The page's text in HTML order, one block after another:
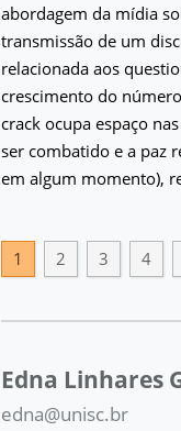
abordagem da mídia
transmissão de um
relacionada aos
crescimento do
crack ocupa espaço
ser combatido e a paz
em algum momento),
1 2 3 4
Edna Linhares
edna@unisc.br